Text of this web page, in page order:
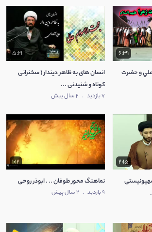
6:31
علي و حضرت
5:21
انسان های به ظاهر دیندار ( سخنرانی
کوتاه و شنیدنی ...
7 بازدید . 2 سال پیش
2:15
1:12
نماهنگ محور طوفان .. . ابوذر روحی
9 بازدید . 2 سال پیش